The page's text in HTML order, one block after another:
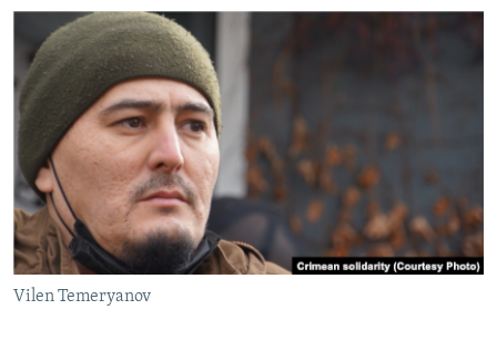
SÜRET
BLOGLAR
FİKİR
Русский
Українською
QOŞULIÑIZ!
Vilen Temeryanov